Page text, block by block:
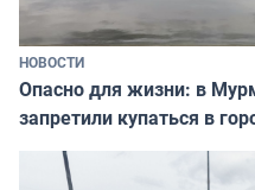
НОВОСТИ
Опасно для жизни: в
запретили купаться в